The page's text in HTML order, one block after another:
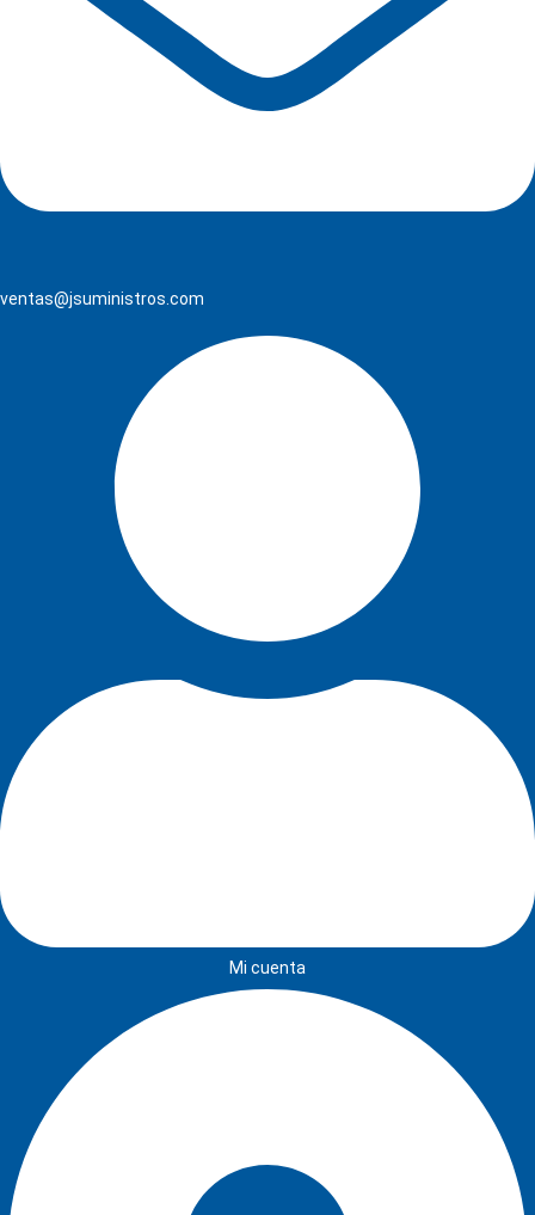
ventas@jsuministros.com
Mi cuenta